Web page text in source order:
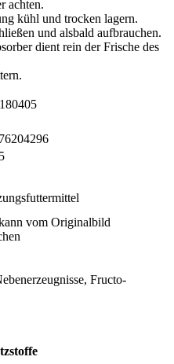
achten.
kühl und trocken lagern.
und alsbald aufbrauchen.
dient rein der Frische des
vom Originalbild
Fructo-